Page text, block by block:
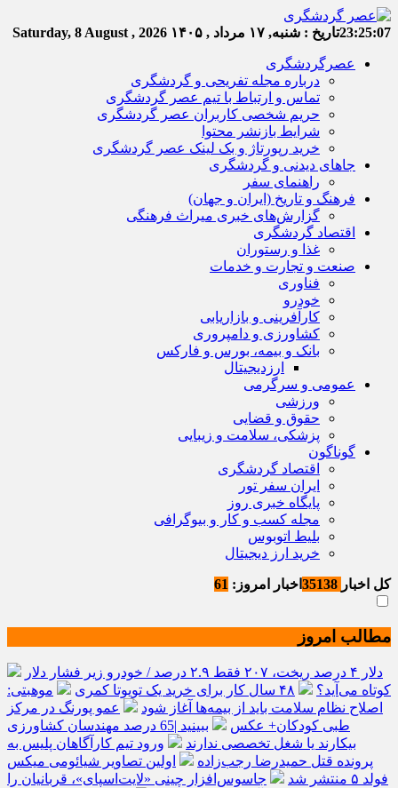
23:25:08تاریخ : شنبه, ۱۷ مرداد , ۱۴۰۵ Saturday, 8 August , 2026
عصرگردشگری
درباره مجله تفریحی و گردشگری
تماس و ارتباط با تیم عصر گردشگری
حریم شخصی کاربران عصر گردشگری
شرایط بازنشر محتوا
خرید رپورتاژ و بک لینک عصر گردشگری
جاهای دیدنی و گردشگری
راهنمای سفر
فرهنگ و تاریخ (ایران و جهان)
گزارش‌های خبری میراث فرهنگی
اقتصاد گردشگری
غذا و رستوران
صنعت و تجارت و خدمات
فناوری
خودرو
کارآفرینی و بازاریابی
کشاورزی و دامپروری
بانک و بیمه، بورس و فارکس
ارزدیجیتال
عمومی و سرگرمی
ورزشی
حقوق و قضایی
پزشکی، سلامت و زیبایی
گوناگون
اقتصاد گردشگری
ایران سفر تور
پایگاه خبری روز
مجله کسب و کار و بیوگرافی
بلیط اتوبوس
خرید ارز دیجیتال
کل اخبار اخبار امروز: 61
مطالب امروز
دلار ۴ درصد ریخت، ۲۰۷ فقط ۲.۹ درصد / خودرو زیر فشار دلار
کوتاه می‌آید؟
۴۸ سال کار برای خرید یک تویوتا کمری
موهبتی:
اصلاح نظام سلامت باید از بیمه‌ها آغاز شود
عمو پورنگ در مرکز
طبی کودکان+ عکس
ببینید |65 درصد مهندسان کشاورزی
بیکارند یا شغل تخصصی ندارند
ورود تیم کارآگاهان پلیس به
پرونده قتل حمیدرضا رجب‌زاده
اولین تصاویر شیائومی میکس
فولد ۵ منتشر شد
جاسوس‌افزار چینی «لایت‌اسپای»، قربانیان را